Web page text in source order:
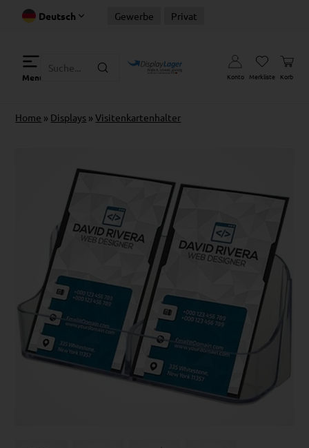
Deutsch Gewerbe Privat
Menu Konto Merkliste Korb
Home » Displays »Visitenkartenhalter